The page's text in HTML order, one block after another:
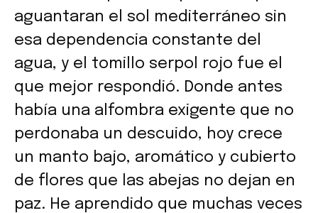
aguantaran el sol mediterráneo sin
esa dependencia constante del
agua, y el tomillo serpol rojo fue el
que mejor respondió. Donde antes
había una alfombra exigente que no
perdonaba un descuido, hoy crece
un manto bajo, aromático y cubierto
de flores que las abejas no dejan en
paz. He aprendido que muchas veces